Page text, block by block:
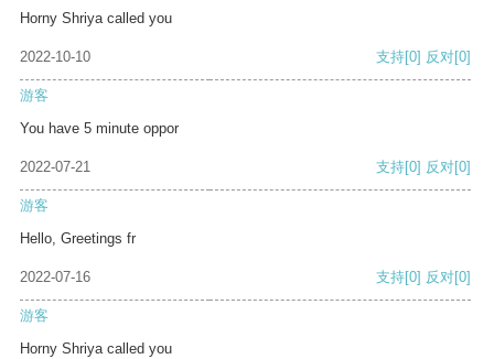
Horny Shriya called you
2022-10-10 支持[0] 反对[0]
游客
You have 5 minute oppor
2022-07-21 支持[0] 反对[0]
游客
Hello, Greetings fr
2022-07-16 支持[0] 反对[0]
游客
Horny Shriya called you